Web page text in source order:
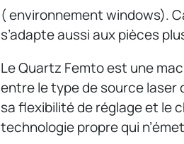
( environnement windows).
s’adapte aussi aux pièces
Le Quartz Femto est une
entre le type de source laser
sa flexibilité de réglage et le
technologie propre qui